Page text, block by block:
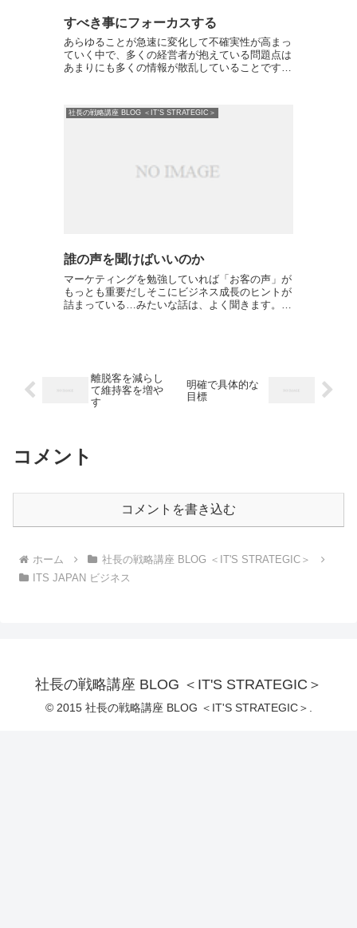
すべき事にフォーカスする
あらゆることが急速に変化して不確実性が高まっ
ていく中で、多くの経営者が抱えている問題点は
あまりにも多くの情報が散乱していることです。
方で競争に勝ち続ける...
社長の戦略講座 BLOG ＜IT'S STRATEGIC＞
誰の声を聞けばいいのか
マーケティングを勉強していれば「お客の声」が
もっとも重要だしそこにビジネス成長のヒントが
詰まっている…みたいな話は、よく聞きます。実
離脱客を減らし
て維持客を増や
す
明確で具体的な
目標
コメント
コメントを書き込む
ホーム
社長の戦略講座 BLOG ＜IT'S STRATEGIC＞
ITS JAPAN ビジネス
社長の戦略講座 BLOG ＜IT'S STRATEGIC＞
© 2015 社長の戦略講座 BLOG ＜IT'S STRATEGIC＞.